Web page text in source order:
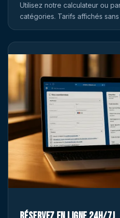
Utilisez notre calculateur ou
catégories. Tarifs affichés